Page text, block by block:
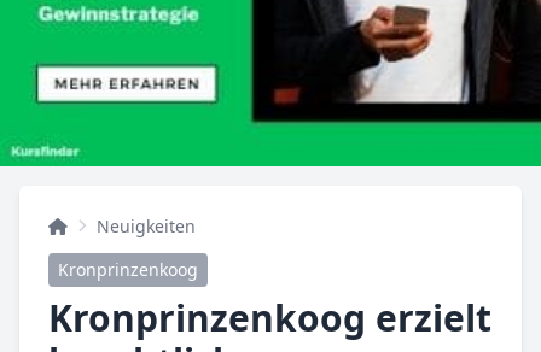
Neuigkeiten
Kronprinzenkoog
Kronprinzenkoog erzielt